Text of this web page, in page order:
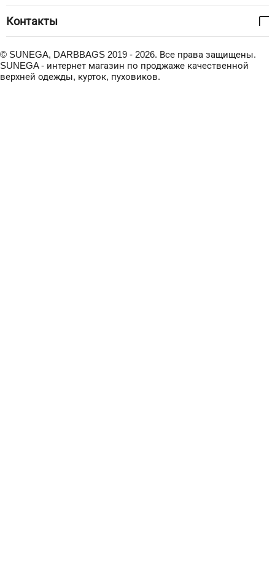
Контакты
© SUNEGA, DARBBAGS 2019 - 2026. Все права защищены.
SUNEGA - интернет магазин по проджаже качественной
верхней одежды, курток, пуховиков.